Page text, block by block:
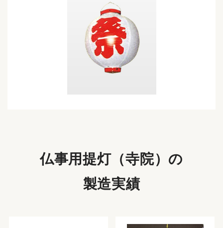
仏事用提灯（寺院）の
製造実績